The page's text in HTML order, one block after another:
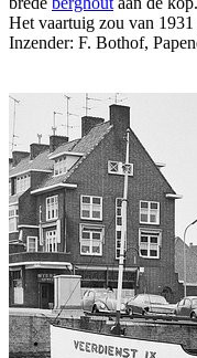
Het vaartuig zou van
Inzender: F. Bothof,